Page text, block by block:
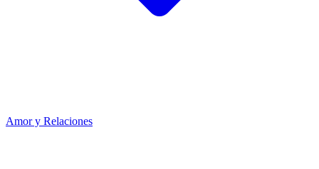
Amor y Relaciones